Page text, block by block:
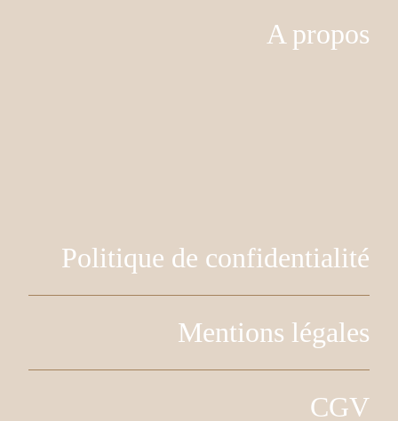
A propos
Politique de confidentialité
Mentions légales
CGV